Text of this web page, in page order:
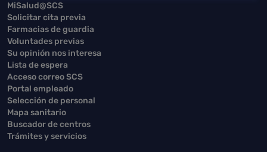
MiSalud@SCS
Solicitar cita previa
Farmacias de guardia
Voluntades previas
Su opinión nos interesa
Lista de espera
Acceso correo SCS
Portal empleado
Selección de personal
Mapa sanitario
Buscador de centros
Trámites y servicios